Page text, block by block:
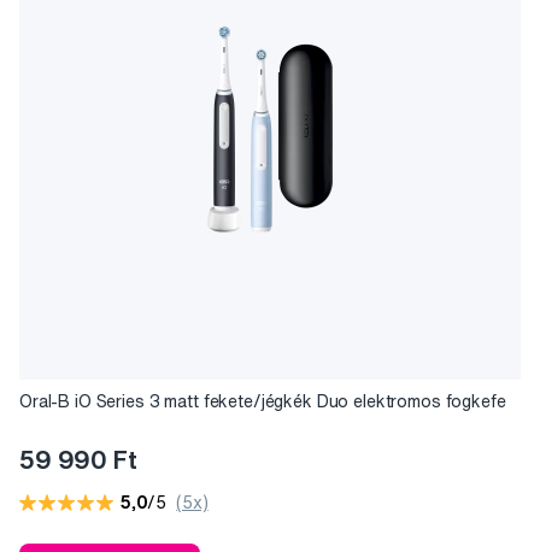
Oral-B iO Series 3 matt fekete/jégkék Duo elektromos fogkefe
59 990 Ft
5,0/5 (5x)